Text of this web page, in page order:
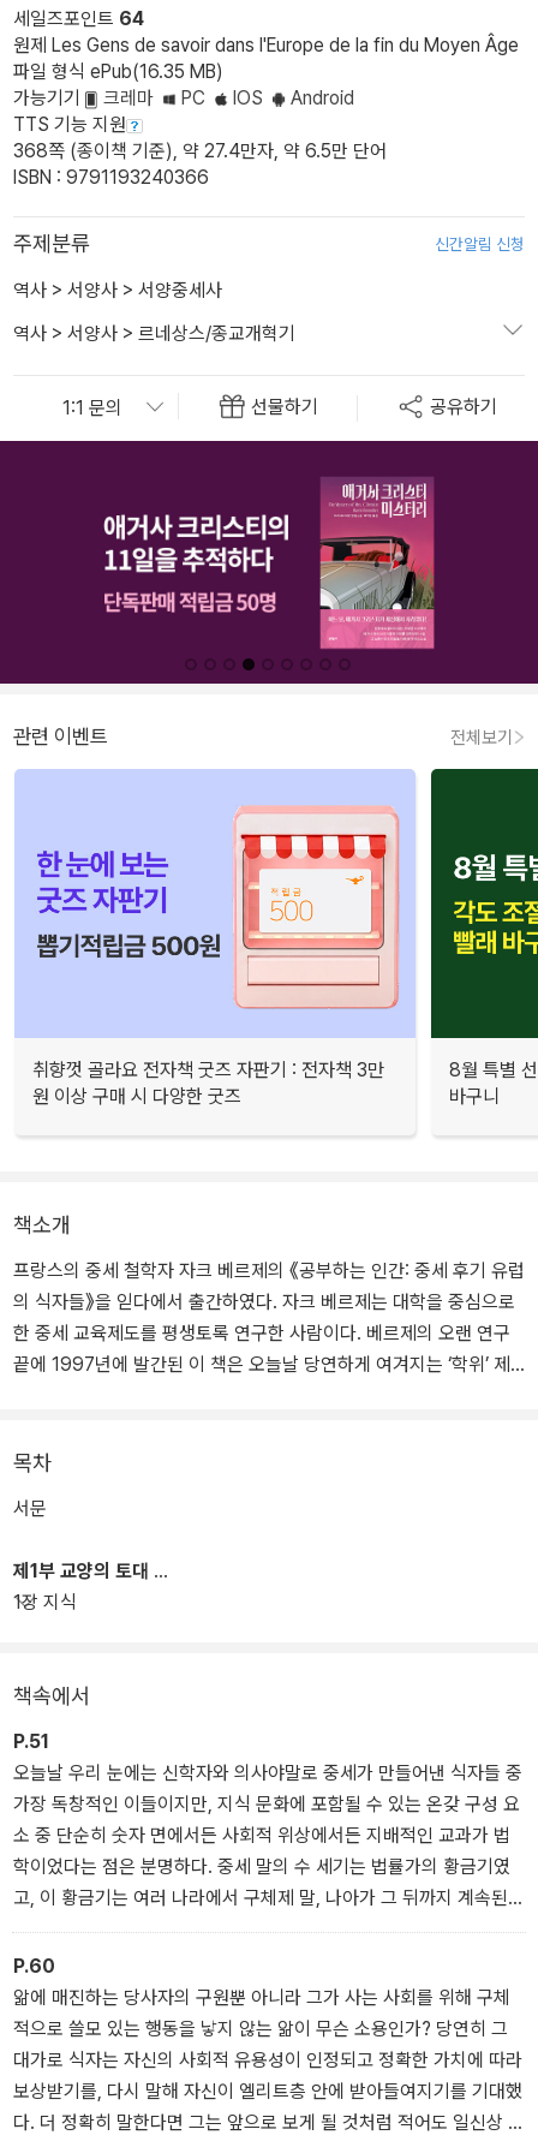
세일즈포인트 64
원제 Les Gens de savoir dans l'Europe de la fin du Moyen Âge
파일 형식 ePub(16.35 MB)
가능기기
크레마 PC IOS
Android
TTS 기능 지원
368쪽 (종이책 기준), 약 27.4만자, 약 6.5만 단어
ISBN : 9791193240366
주제분류 신간알림 신청
역사 > 서양사 > 서양중세사
역사 > 서양사 > 르네상스/종교개혁기
선물하기 공유하기
관련 이벤트 전체보기
취향껏 골라요 전자책 굿즈 자판기 : 전자책 3만
원 이상 구매 시 다양한 굿즈
8월 특별
바구니
책소개
프랑스의 중세 철학자 자크 베르제의 《공부하는 인간: 중세 후기 유럽
의 식자들》을 읻다에서 출간하였다. 자크 베르제는 대학을 중심으로
한 중세 교육제도를 평생토록 연구한 사람이다. 베르제의 오랜 연구
끝에 1997년에 발간된 이 책은 오늘날 당연하게 여겨지는 ‘학위’ 제
책의 1부에서는 중세 말 서유럽에서 식자들을 정의하는 특징이 무엇
떤 직분을 맡을 수 있었는지 살펴보았다. 나아가 이런 역할의 수행이
사람들인가 상속자들인가”라는 주제 아래 중세 말 식자층의 등장을
비평한다. 과연 중세 말에 등장한 식자층은 당시 사회의 어떤 구성 요
목차
서문
제1부 교양의 토대
1장 지식
책속에서
P.51
오늘날 우리 눈에는 신학자와 의사야말로 중세가 만들어낸 식자들 중
가장 독창적인 이들이지만, 지식 문화에 포함될 수 있는 온갖 구성 요
소 중 단순히 숫자 면에서든 사회적 위상에서든 지배적인 교과가 법
학이었다는 점은 분명하다. 중세 말의 수 세기는 법률가의 황금기였
고, 이 황금기는 여러 나라에서 구체제 말, 나아가 그 뒤까지 계속된
다.
P.60
앎에 매진하는 당사자의 구원뿐 아니라 그가 사는 사회를 위해 구체
적으로 쓸모 있는 행동을 낳지 않는 앎이 무슨 소용인가? 당연히 그
대가로 식자는 자신의 사회적 유용성이 인정되고 정확한 가치에 따라
보상받기를, 다시 말해 자신이 엘리트층 안에 받아들여지기를 기대했
다. 더 정확히 말한다면 그는 앞으로 보게 될 것처럼 적어도 일신상 종